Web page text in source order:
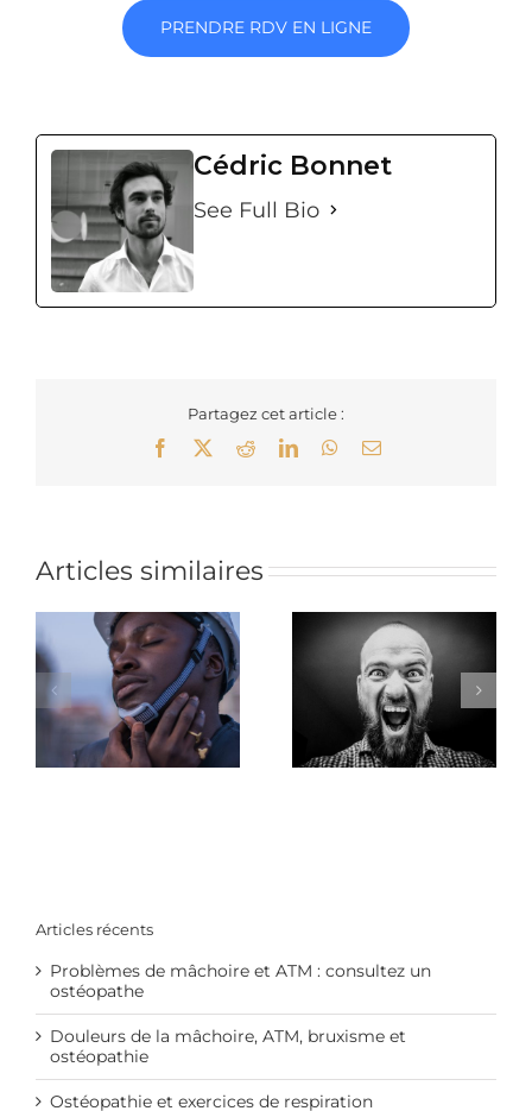
PRENDRE RDV EN LIGNE
Cédric Bonnet
See Full Bio
Partagez cet article :
Facebook
RedditLinkedInWhatsApp
Email
Articles similaires
Douleurs de la
mâchoire, ATM,
bruxisme et
ostéopathie
Mal de dos : bougez
Articles récents
Problèmes de mâchoire et ATM : consultez un
ostéopathe
Douleurs de la mâchoire, ATM, bruxisme et
ostéopathie
Ostéopathie et exercices de respiration